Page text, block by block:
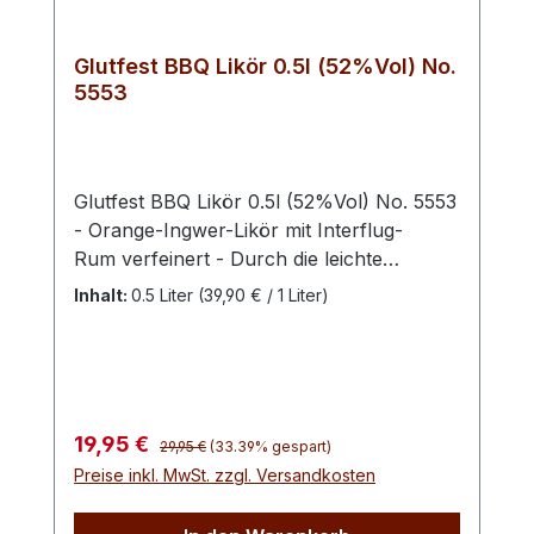
eine klassische Basis, während die Süße
des Apfels, die Wärme des Ingwers und
Glutfest BBQ Likör 0.5l (52%Vol) No.
5553
Glutfest BBQ Likör 0.5l (52%Vol) No. 5553
- Orange-Ingwer-Likör mit Interflug-
Rum verfeinert - Durch die leichte
Schärfe von Ingwer kombiniert mit einer
ersten Schluck vorsichtig genießen. 52%
Alkohol und die Würze des Ingwers
haben ordentlich Wums!- pur, auf Eis,
Inhalt: 0.5 Liter (39,90 € / 1 Liter)
Verkaufspreis:
19,95 € Regulärer Preis:
29,95 € (33.39% gespart)
Preise inkl. MwSt. zzgl. Versandkosten